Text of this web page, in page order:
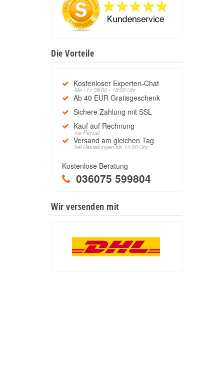
Die Vorteile
Kostenloser Experten-Chat
Mo - Fr 09:00 - 18:00 Uhr
Ab 40 EUR Gratisgeschenk
Sichere Zahlung mit SSL
Kauf auf Rechnung
via Paypal
Versand am gleichen Tag
bei Bestellungen bis 14:00 Uhr
Kostenlose Beratung
036075 599804
Wir versenden mit